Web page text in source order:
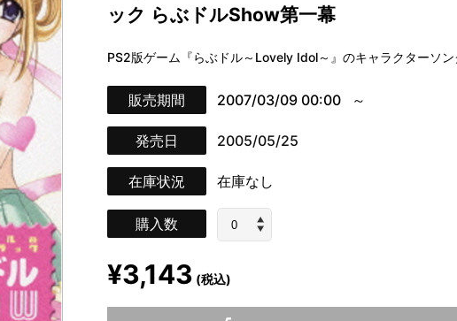
ック らぶドルShow第一幕
PS2版ゲーム『らぶドル～Lovely Idol～』のキャラクターソ
販売期間 2007/03/09 00:00
発売日 2005/05/25
在庫状況 在庫なし
購入数
¥3,143 (税込)